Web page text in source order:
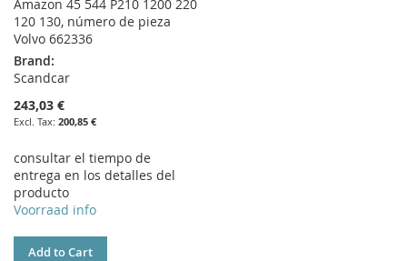
Amazon 45 544 P210 1200 220
120 130, número de pieza
Volvo 662336
Brand:
Scandcar
243,03 €
200,85 €
consultar el tiempo de
entrega en los detalles del
producto
Voorraad info
Add to Cart